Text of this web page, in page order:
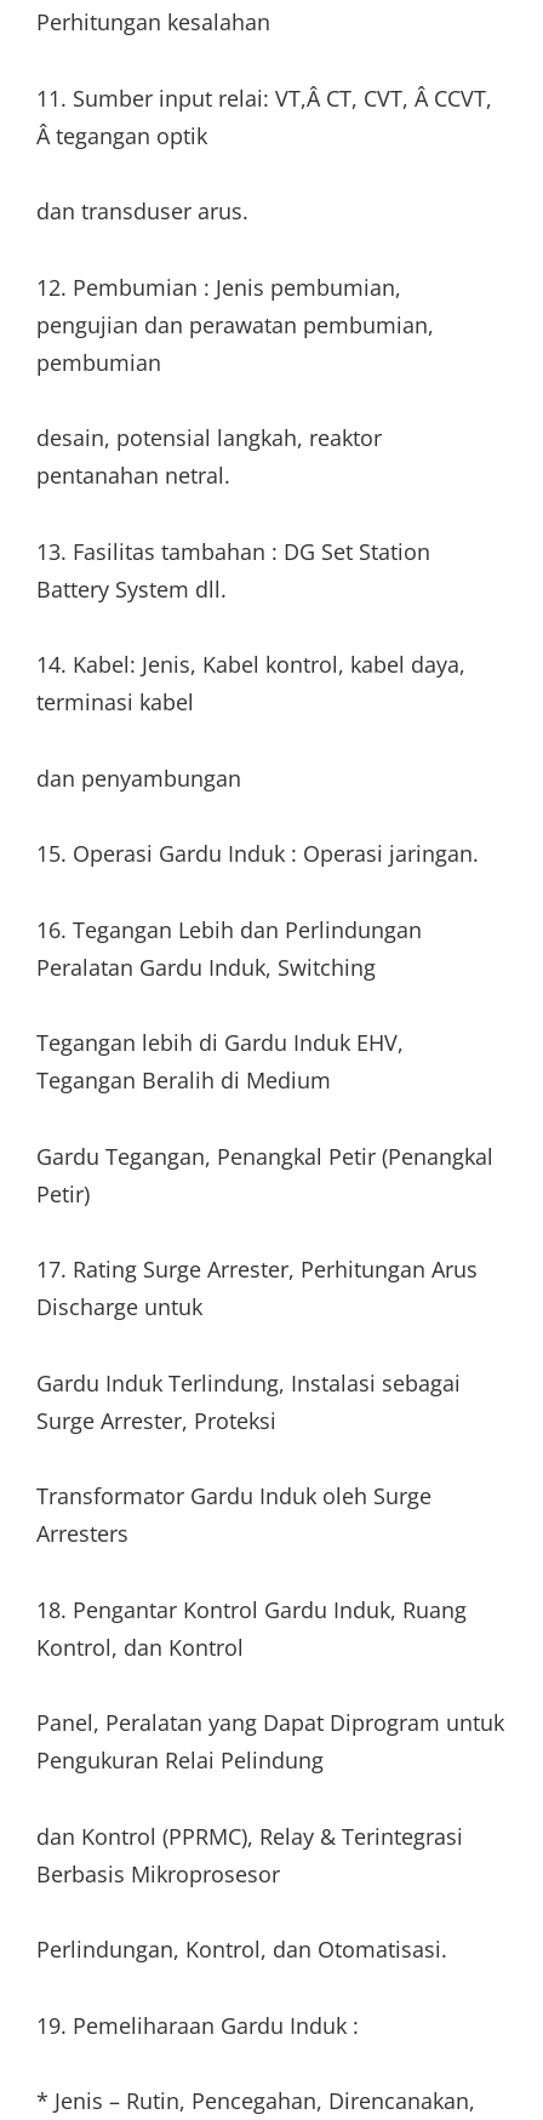
Perhitungan kesalahan
11. Sumber input relai: VT,Â CT, CVT, Â CCVT,
Â tegangan optik
dan transduser arus.
12. Pembumian : Jenis pembumian,
pengujian dan perawatan pembumian,
pembumian
desain, potensial langkah, reaktor
pentanahan netral.
13. Fasilitas tambahan : DG Set Station
Battery System dll.
14. Kabel: Jenis, Kabel kontrol, kabel daya,
terminasi kabel
dan penyambungan
15. Operasi Gardu Induk : Operasi jaringan.
16. Tegangan Lebih dan Perlindungan
Peralatan Gardu Induk, Switching
Tegangan lebih di Gardu Induk EHV,
Tegangan Beralih di Medium
Gardu Tegangan, Penangkal Petir (Penangkal
Petir)
17. Rating Surge Arrester, Perhitungan Arus
Discharge untuk
Gardu Induk Terlindung, Instalasi sebagai
Surge Arrester, Proteksi
Transformator Gardu Induk oleh Surge
Arresters
18. Pengantar Kontrol Gardu Induk, Ruang
Kontrol, dan Kontrol
Panel, Peralatan yang Dapat Diprogram untuk
Pengukuran Relai Pelindung
dan Kontrol (PPRMC), Relay & Terintegrasi
Berbasis Mikroprosesor
Perlindungan, Kontrol, dan Otomatisasi.
19. Pemeliharaan Gardu Induk :
* Jenis – Rutin, Pencegahan, Direncanakan,